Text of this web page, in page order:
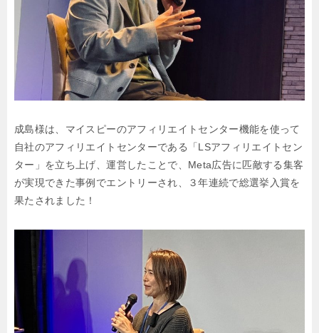
成島様は、マイスピーのアフィリエイトセンター機能を使って
自社のアフィリエイトセンターである「LSアフィリエイトセン
ター」を立ち上げ、運営したことで、Meta広告に匹敵する集客
が実現できた事例でエントリーされ、３年連続で総選挙入賞を
果たされました！